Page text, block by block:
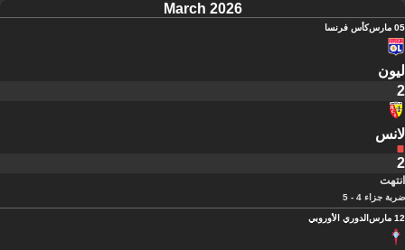
March 2026
05 مارس كأس فرنسا
ليون
2
لانس
2
انتهت
ضربة جزاء 4 - 5
12 مارس الدوري الأوروبي